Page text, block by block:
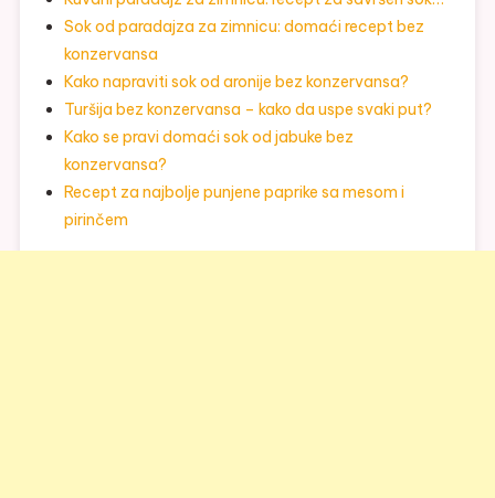
Sok od paradajza za zimnicu: domaći recept bez
konzervansa
Kako napraviti sok od aronije bez konzervansa?
Turšija bez konzervansa – kako da uspe svaki put?
Kako se pravi domaći sok od jabuke bez
konzervansa?
Recept za najbolje punjene paprike sa mesom i
pirinčem